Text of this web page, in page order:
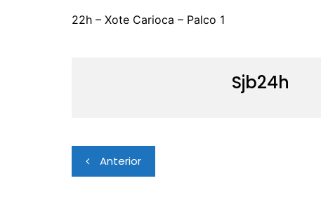
22h – Xote Carioca – Palco 1
Sjb24h
Navegação
de
Anterior